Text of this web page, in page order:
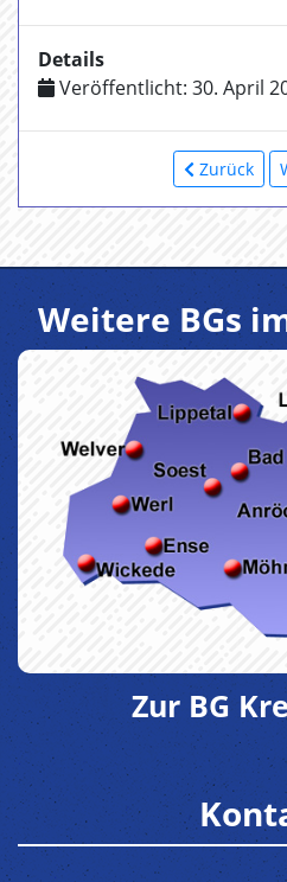
Details
Veröffentlicht: 30. April
Zurück
Weitere BGs
Zur BG